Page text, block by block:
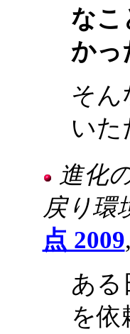
なこ
かっ
そん
いた
進化
戻り環
点 2009,
ある
を依